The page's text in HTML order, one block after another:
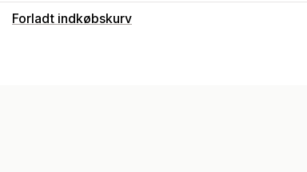
Forladt indkøbskurv